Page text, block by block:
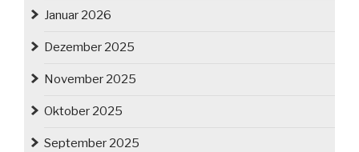
Januar 2026
Dezember 2025
November 2025
Oktober 2025
September 2025